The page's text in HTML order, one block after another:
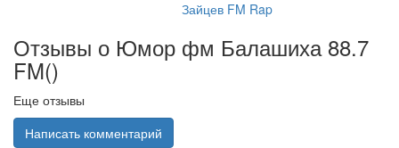
Зайцев FM Rap
Отзывы о Юмор фм Балашиха 88.7
FM()
Еще отзывы
Написать комментарий